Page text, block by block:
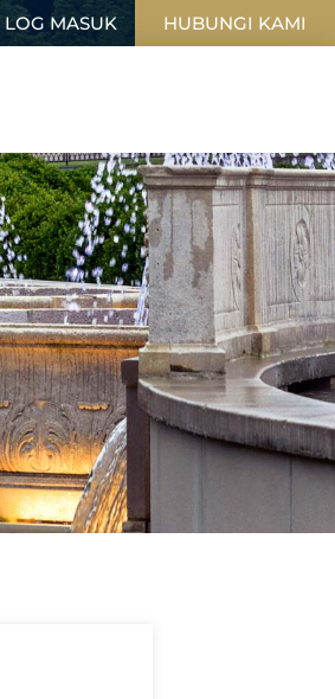
LOG MASUK HUBUNGI KAMI